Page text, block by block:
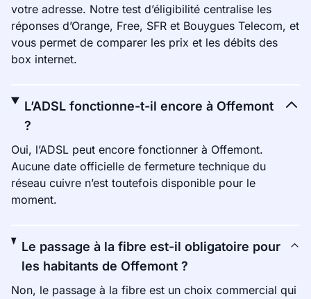
votre adresse. Notre test d’éligibilité centralise les
réponses d’Orange, Free, SFR et Bouygues Telecom, et
vous permet de comparer les prix et les débits des
box internet.
L’ADSL fonctionne-t-il encore à Offemont
?
Oui, l’ADSL peut encore fonctionner à Offemont.
Aucune date officielle de fermeture technique du
réseau cuivre n’est toutefois disponible pour le
moment.
Le passage à la fibre est-il obligatoire pour
les habitants de Offemont ?
Non, le passage à la fibre est un choix commercial qui